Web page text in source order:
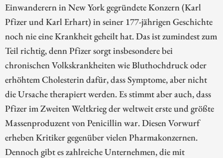
Einwanderern in New York gegründete Konzern (Karl
Pfizer und Karl Erhart) in seiner 177-jährigen Geschichte
noch nie eine Krankheit geheilt hat. Das ist zumindest zum
Teil richtig, denn Pfizer sorgt insbesondere bei
chronischen Volkskrankheiten wie Bluthochdruck oder
erhöhtem Cholesterin dafür, dass Symptome, aber nicht
die Ursache therapiert werden. Es stimmt aber auch, dass
Pfizer im Zweiten Weltkrieg der weltweit erste und größte
Massenproduzent von Penicillin war. Diesen Vorwurf
erheben Kritiker gegenüber vielen Pharmakonzernen.
Dennoch gibt es zahlreiche Unternehmen, die mit